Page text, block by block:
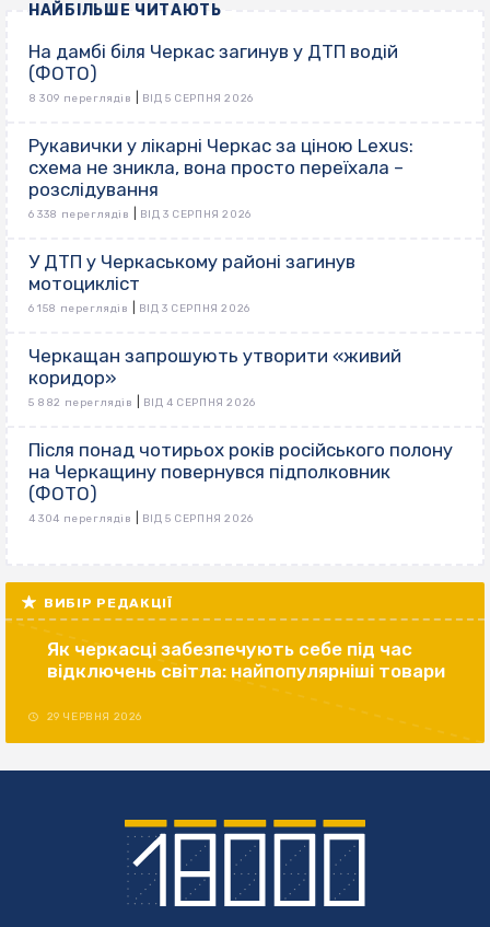
НАЙБІЛЬШЕ ЧИТАЮТЬ
На дамбі біля Черкас загинув у ДТП водій
(ФОТО)
8 309 переглядів ВІД 5 СЕРПНЯ 2026
Рукавички у лікарні Черкас за ціною Lexus:
схема не зникла, вона просто переїхала –
розслідування
6 338 переглядів ВІД 3 СЕРПНЯ 2026
У ДТП у Черкаському районі загинув
мотоцикліст
6 158 переглядів ВІД 3 СЕРПНЯ 2026
Черкащан запрошують утворити «живий
коридор»
5 882 переглядів ВІД 4 СЕРПНЯ 2026
Після понад чотирьох років російського полону
на Черкащину повернувся підполковник
(ФОТО)
4 304 переглядів ВІД 5 СЕРПНЯ 2026
ВИБІР РЕДАКЦІЇ
Як черкасці забезпечують себе під час
відключень світла: найпопулярніші товари
29 ЧЕРВНЯ 2026